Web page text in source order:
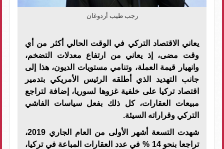
رجب طيب أردوغان
يعاني الاقتصاد التركي في الوقت الحالي أكثر من أي
وقت مضى، إذ يعاني من ارتفاع معدلات التضخم،
وانهيار قيمة العملة، وتنامي مستويات الديون، هذا إلى
جانب التهديد الذي أطلقه الرئيس الأمريكي بتدمير
اقتصاد تركيا على خلفية غزوها لسوريا، إضافة لتراجع
مبيعات العقارات، كل ذلك بفعل سياسات الفاشي
التركي وقراراته السيئة.
شهدت التسعة أشهر الأولى من العام الجاري 2019،
تراجعا بنحو 14 % في عدد العقارات المباعة في تركيا،